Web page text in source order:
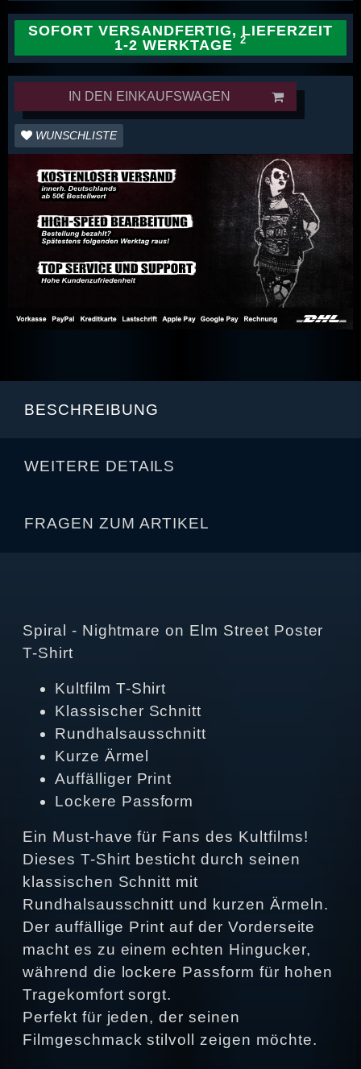
SOFORT VERSANDFERTIG, LIEFERZEIT
1-2 WERKTAGE
IN DEN EINKAUFSWAGEN
WUNSCHLISTE
BESCHREIBUNG
WEITERE DETAILS
FRAGEN ZUM ARTIKEL
Spiral - Nightmare on Elm Street Poster
T-Shirt
Kultfilm T-Shirt
Klassischer Schnitt
Rundhalsausschnitt
Kurze Ärmel
Auffälliger Print
Lockere Passform
Ein Must-have für Fans des Kultfilms!
Dieses T-Shirt besticht durch seinen
klassischen Schnitt mit
Rundhalsausschnitt und kurzen Ärmeln.
Der auffällige Print auf der Vorderseite
macht es zu einem echten Hingucker,
während die lockere Passform für hohen
Tragekomfort sorgt.
Perfekt für jeden, der seinen
Filmgeschmack stilvoll zeigen möchte.